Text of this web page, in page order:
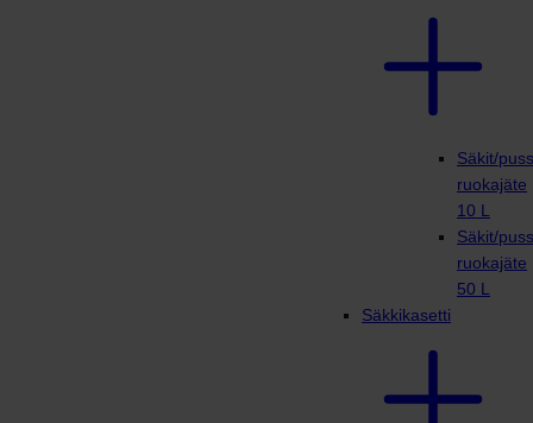
Säkit/
ruokajäte
10 L
Säkit/
ruokajäte
50 L
Säkkikasetti